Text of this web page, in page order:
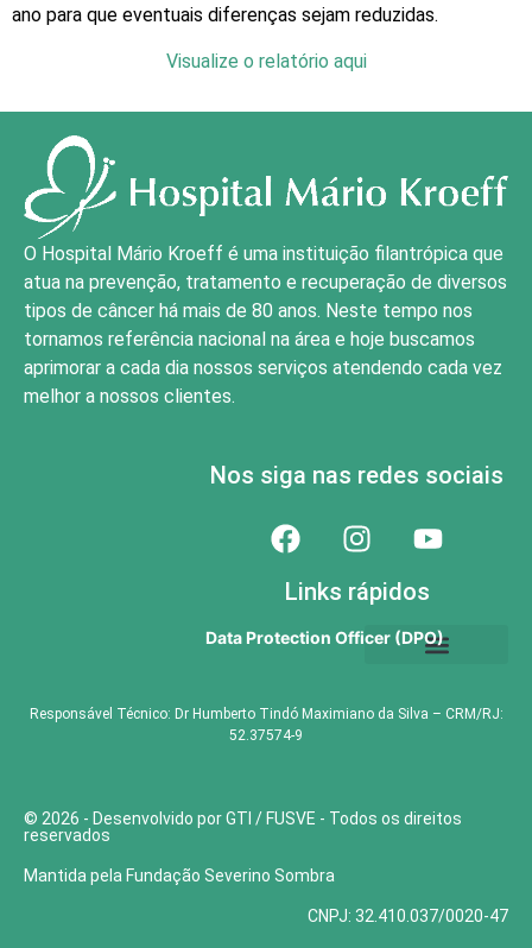
ano para que eventuais diferenças sejam reduzidas.
Visualize o relatório aqui
O Hospital Mário Kroeff é uma instituição filantrópica que
atua na prevenção, tratamento e recuperação de diversos
tipos de câncer há mais de 80 anos. Neste tempo nos
tornamos referência nacional na área e hoje buscamos
aprimorar a cada dia nossos serviços atendendo cada vez
melhor a nossos clientes.
Nos siga nas redes sociais
Links rápidos
Data Protection Officer (DPO)
Responsável Técnico: Dr Humberto Tindó Maximiano da Silva – CRM/RJ:
52.37574-9
© 2026 - Desenvolvido por GTI / FUSVE - Todos os direitos
reservados
Mantida pela Fundação Severino Sombra
CNPJ: 32.410.037/0020-47